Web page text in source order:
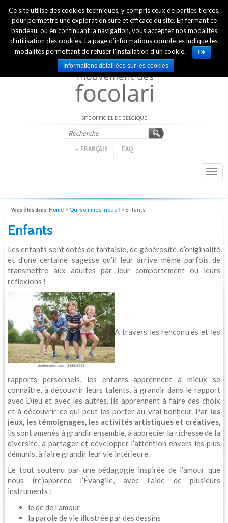
INTERNATIONAL OFFICIAL WEBSITE
SITE OFFICIEL DE BELGIQUE
FRANÇAIS FAQ
Vous êtes dans: Home > Qui sommes-nous ? > Enfants
Enfants
Les enfants sont dotés de fantaisie, de générosité, d’originalité
et d’une certaine sagesse qu’il leur arrive même parfois de
transmettre aux adultes par leur comportement ou leurs
réflexions !
A travers les rencontres et les
rapports personnels, les enfants apprennent à mieux se
connaître, à découvrir leurs talents, à grandir dans le rapport
avec Dieu et avec les autres. Ils apprennent à faire des choix
et à découvrir ce qui peut les porter au vrai bonheur. Par les
jeux, les témoignages, les activités artistiques et créatives,
ils sont amenés à grandir ensemble, à apprécier la richesse de la
diversité, à partager et développer l’attention envers les plus
démunis, à faire grandir leur vie intérieure.
Le tout soutenu par une pédagogie inspirée de l’amour que
nous (ré)apprend l’Évangile, avec l’aide de plusieurs
instruments :
le dé de l’amour
la parole de vie illustrée par des dessins
Ce site utilise des cookies techniques, y compris ceux de parties tierces,
pour permettre une exploration sûre et efficace du site. En fermant ce
bandeau, ou en continuant la navigation, vous acceptez nos modalités
d’utilisation des cookies. La page d’informations complètes indique les
modalités permettant de refuser l’installation d’un cookie.
Ok
Informations détaillées sur les cookies